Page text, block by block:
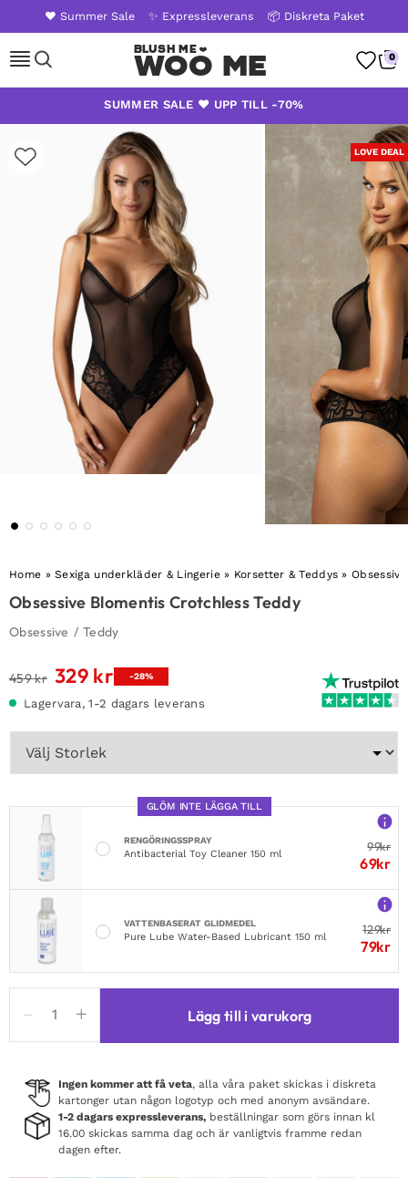
❤️ Summer Sale ✨ Expressleverans 📦 Diskreta Paket
Woo Me 0
SUMMER SALE ❤️ UPP TILL -70%
LOVE DEAL
Home »Sexiga underkläder & Lingerie» Korsetter & Teddys »
Obsessive Blomentis Crotchless Teddy
Obsessive / Teddy
459kr Det
priset
var:
459 kr.
329 krDet
priset
är:
-28%
Lagervara, 1-2 dagars leverans
GLÖM INTE LÄGGA TILL
RENGÖRINGSSPRAY
Antibacterial Toy Cleaner 150 ml
99kr
69kr
VATTENBASERAT GLIDMEDEL
Pure Lube Water-Based Lubricant 150 ml
129kr
79kr
Blomentis
Crotchless
mängd
Lägg till i varukorg
Ingen kommer att få veta, alla våra paket skickas i diskreta
kartonger utan någon logotyp och med anonym avsändare.
1-2 dagars expressleverans, beställningar som görs innan kl
16.00 skickas samma dag och är vanligtvis framme redan
dagen efter.